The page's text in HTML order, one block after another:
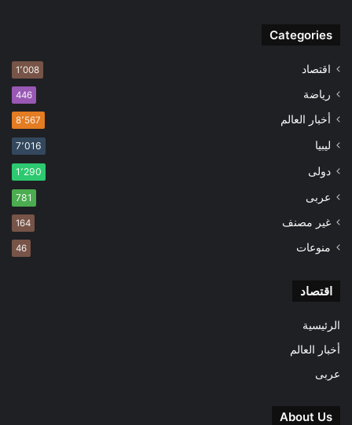
Categories
اقتصاد 1٬008
رياضة 446
أخبار العالم 8٬567
ليبيا 7٬016
دولى 1٬290
عربى 781
غير مصنف 164
منوعات 46
اقتصاد
الرئيسية
أخبار العالم
عربى
About Us